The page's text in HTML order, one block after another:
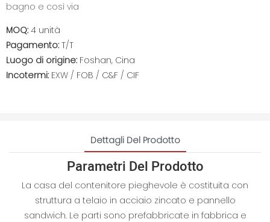
bagno e così via
MOQ: 4 unità
Pagamento: T/T
Luogo di origine: Foshan, Cina
Incotermi: EXW / FOB / C&F / CIF
Dettagli Del Prodotto
Parametri Del Prodotto
La casa del contenitore pieghevole è costituita con
struttura a telaio in acciaio zincato e pannello
sandwich. Le parti sono prefabbricate in fabbrica e